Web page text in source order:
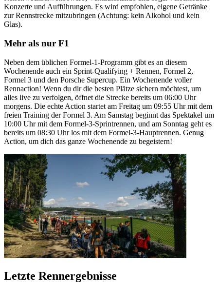
Konzerte und Aufführungen. Es wird empfohlen, eigene Getränke
zur Rennstrecke mitzubringen (Achtung: kein Alkohol und kein
Glas).
Mehr als nur F1
Neben dem üblichen Formel-1-Programm gibt es an diesem
Wochenende auch ein Sprint-Qualifying + Rennen, Formel 2,
Formel 3 und den Porsche Supercup. Ein Wochenende voller
Rennaction! Wenn du dir die besten Plätze sichern möchtest, um
alles live zu verfolgen, öffnet die Strecke bereits um 06:00 Uhr
morgens. Die echte Action startet am Freitag um 09:55 Uhr mit dem
freien Training der Formel 3. Am Samstag beginnt das Spektakel um
10:00 Uhr mit dem Formel-3-Sprintrennen, und am Sonntag geht es
bereits um 08:30 Uhr los mit dem Formel-3-Hauptrennen. Genug
Action, um dich das ganze Wochenende zu begeistern!
Letzte Rennergebnisse